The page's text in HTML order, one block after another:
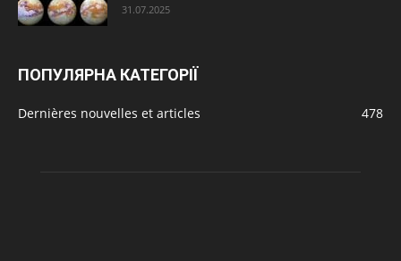
31.07.2025
ПОПУЛЯРНА КАТЕГОРІЇ
Dernières nouvelles et articles 478